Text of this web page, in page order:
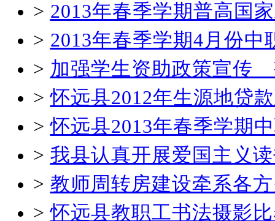
> 2013年春季学期普高国
> 2013年春季学期4月份
> 加强学生资助政策宣传
>怀远县2012年生源地贷
>怀远县2013年春季学期
> 我县认真开展爱国主义
> 教师周转房建设牵系各
>怀远县教职工书法摄影